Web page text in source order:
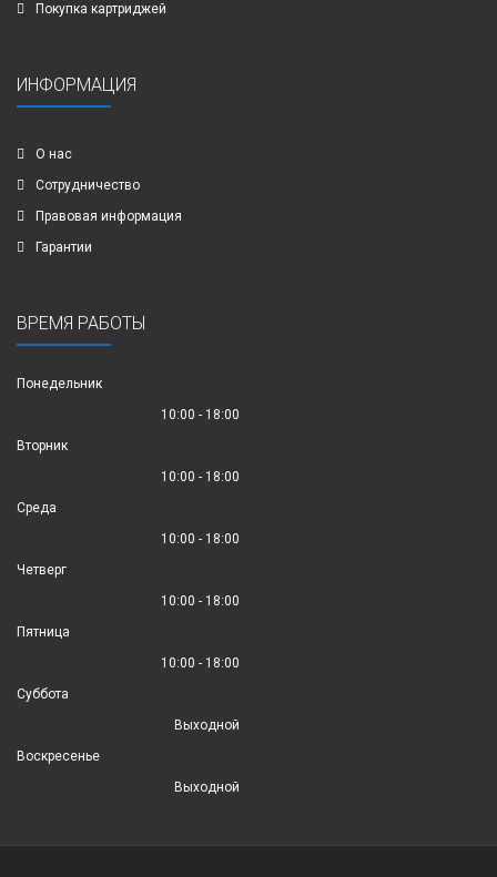
Покупка картриджей
ИНФОРМАЦИЯ
О нас
Сотрудничество
Правовая информация
Гарантии
ВРЕМЯ РАБОТЫ
Понедельник
10:00 - 18:00
Вторник
10:00 - 18:00
Среда
10:00 - 18:00
Четверг
10:00 - 18:00
Пятница
10:00 - 18:00
Суббота
Выходной
Воскресенье
Выходной